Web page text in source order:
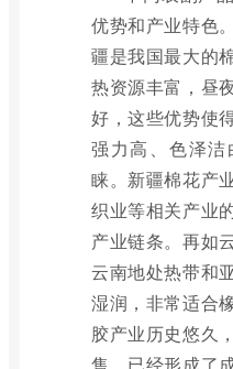
优势和产业特色
疆是我国最大的
热资源丰富，昼
好，这些优势使
强力高、色泽
睐。新疆棉花产
织业等相关产业
产业链条。再如
云南地处热带和
湿润，非常适合
胶产业历史悠久
售，已经形成了